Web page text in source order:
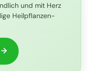
und mit Herz
Heilpflanzen-
→